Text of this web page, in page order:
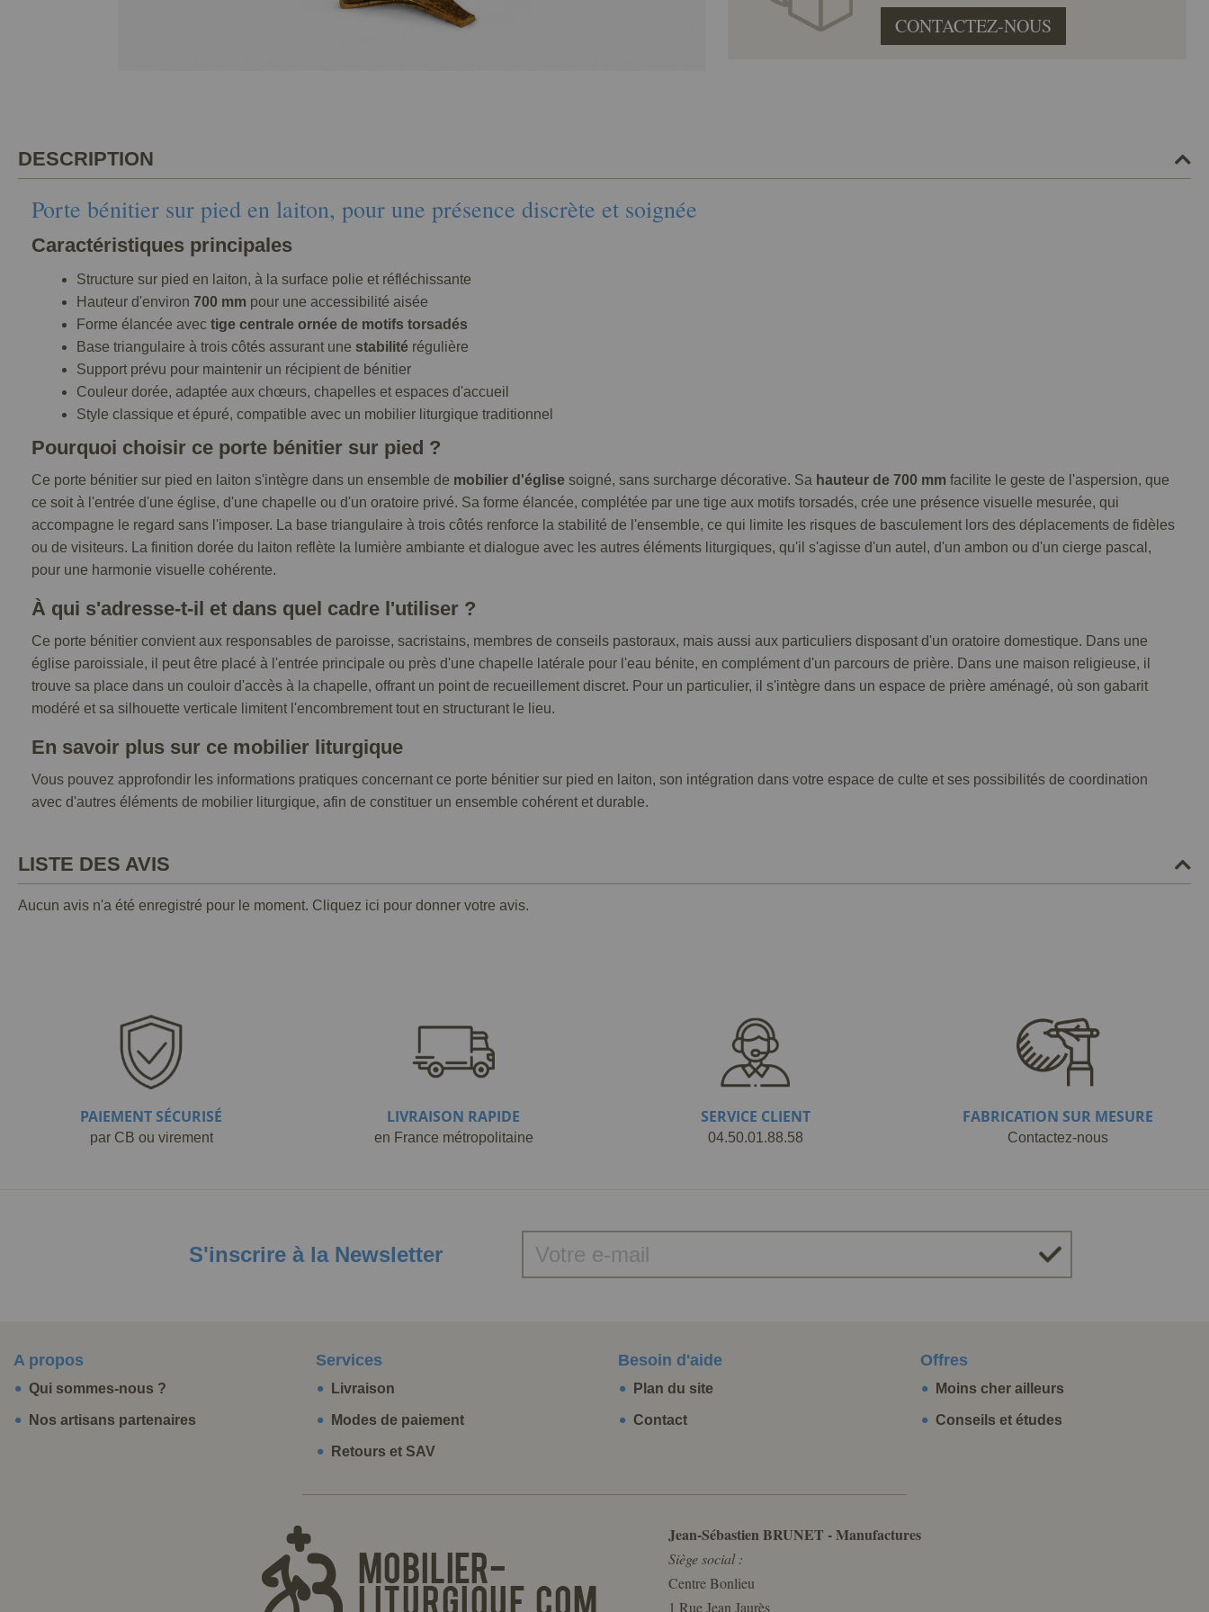
CONTACTEZ-NOUS
DESCRIPTION
Porte bénitier sur pied en laiton, pour une présence discrète et soignée
Caractéristiques principales
Structure sur pied en laiton, à la surface polie et réfléchissante
Hauteur d'environ 700 mm pour une accessibilité aisée
Forme élancée avec tige centrale ornée de motifs torsadés
Base triangulaire à trois côtés assurant une stabilité régulière
Support prévu pour maintenir un récipient de bénitier
Couleur dorée, adaptée aux chœurs, chapelles et espaces d'accueil
Style classique et épuré, compatible avec un mobilier liturgique traditionnel
Pourquoi choisir ce porte bénitier sur pied ?
Ce porte bénitier sur pied en laiton s'intègre dans un ensemble de mobilier d'église soigné, sans surcharge décorative. Sa hauteur de 700 mm facilite le geste de l'aspersion, que
ce soit à l'entrée d'une église, d'une chapelle ou d'un oratoire privé. Sa forme élancée, complétée par une tige aux motifs torsadés, crée une présence visuelle mesurée, qui
accompagne le regard sans l'imposer. La base triangulaire à trois côtés renforce la stabilité de l'ensemble, ce qui limite les risques de basculement lors des déplacements de fidèles
ou de visiteurs. La finition dorée du laiton reflète la lumière ambiante et dialogue avec les autres éléments liturgiques, qu'il s'agisse d'un autel, d'un ambon ou d'un cierge pascal,
pour une harmonie visuelle cohérente.
À qui s'adresse-t-il et dans quel cadre l'utiliser ?
Ce porte bénitier convient aux responsables de paroisse, sacristains, membres de conseils pastoraux, mais aussi aux particuliers disposant d'un oratoire domestique. Dans une
église paroissiale, il peut être placé à l'entrée principale ou près d'une chapelle latérale pour l'eau bénite, en complément d'un parcours de prière. Dans une maison religieuse, il
trouve sa place dans un couloir d'accès à la chapelle, offrant un point de recueillement discret. Pour un particulier, il s'intègre dans un espace de prière aménagé, où son gabarit
modéré et sa silhouette verticale limitent l'encombrement tout en structurant le lieu.
En savoir plus sur ce mobilier liturgique
Vous pouvez approfondir les informations pratiques concernant ce porte bénitier sur pied en laiton, son intégration dans votre espace de culte et ses possibilités de coordination
avec d'autres éléments de mobilier liturgique, afin de constituer un ensemble cohérent et durable.
LISTE DES AVIS
Aucun avis n'a été enregistré pour le moment. Cliquez ici pour donner votre avis.
PAIEMENT SÉCURISÉ
par CB ou virement
LIVRAISON RAPIDE
en France métropolitaine
SERVICE CLIENT
04.50.01.88.58
FABRICATION SUR MESURE
Contactez-nous
S'inscrire à la Newsletter
A propos
Qui sommes-nous ?
Nos artisans partenaires
Services
Livraison
Modes de paiement
Retours et SAV
Besoin d'aide
Plan du site
Contact
Offres
Moins cher ailleurs
Conseils et études
Jean-Sébastien BRUNET - Manufactures
Siège social :
Centre Bonlieu
1 Rue Jean Jaurès